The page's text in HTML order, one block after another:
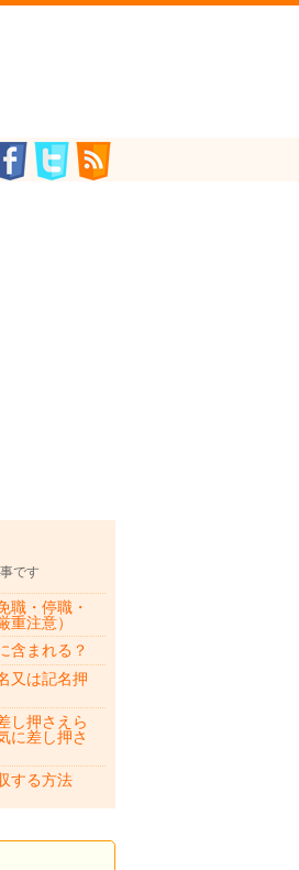
です
職・停職・
重注意）
含まれる？
又は記名押
し押さえら
に差し押さ
する方法